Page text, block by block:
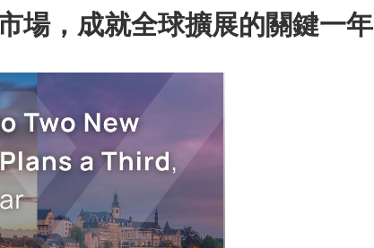
場，成就全球擴展的關鍵一年